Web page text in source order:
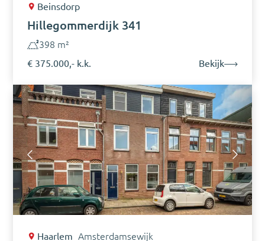
Beinsdorp
Hillegommerdijk 341
398 m²
€ 375.000,- k.k.
Bekijk
Haarlem Amsterdamsewijk